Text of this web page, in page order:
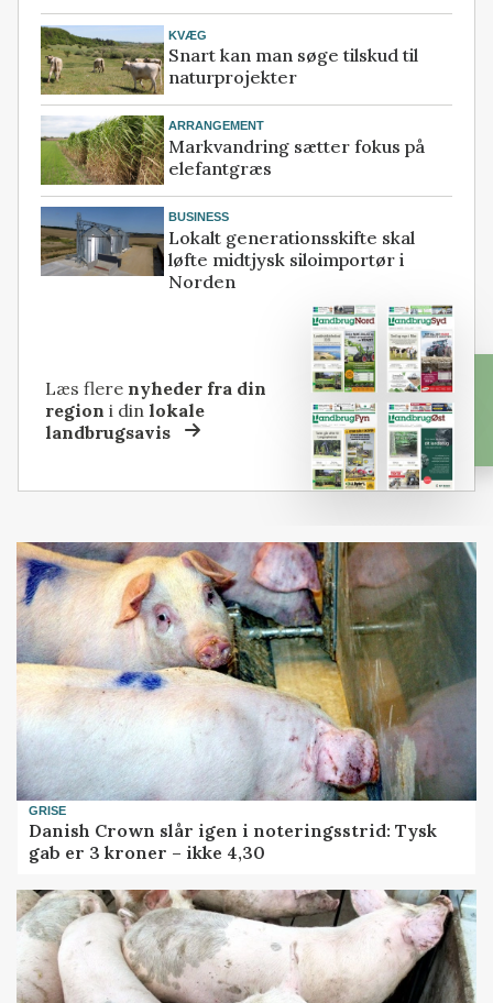
KVÆG
Snart kan man søge tilskud til
naturprojekter
ARRANGEMENT
Markvandring sætter fokus på
elefantgræs
BUSINESS
Lokalt generationsskifte skal
løfte midtjysk siloimportør i
Norden
Læs flere nyheder fra din
region i dinlokale
landbrugsavis
GRISE
Danish Crown slår igen i noteringsstrid: Tysk
gab er 3 kroner – ikke 4,30